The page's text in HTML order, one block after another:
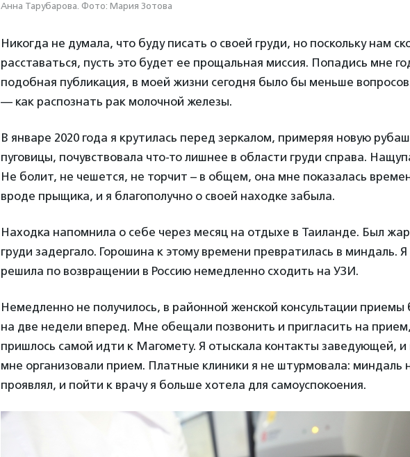
Анна Тарубарова. Фото: Мария Зотова
Никогда не думала, что буду писать о своей груди, но поскольку нам
расставаться, пусть это будет ее прощальная миссия. Попадись мне
подобная публикация, в моей жизни сегодня было бы меньше
— как распознать рак молочной железы.
В январе 2020 года я крутилась перед зеркалом, примеряя новую
пуговицы, почувствовала что-то лишнее в области груди справа.
Не болит, не чешется, не торчит – в общем, она мне показалась
вроде прыщика, и я благополучно о своей находке забыла.
Находка напомнила о себе через месяц на отдыхе в Таиланде. Был
груди задергало. Горошина к этому времени превратилась в миндаль.
решила по возвращении в Россию немедленно сходить на УЗИ.
Немедленно не получилось, в районной женской консультации приемы
на две недели вперед. Мне обещали позвонить и пригласить на
пришлось самой идти к Магомету. Я отыскала контакты заведующей, и
мне организовали прием. Платные клиники я не штурмовала: миндаль
проявлял, и пойти к врачу я больше хотела для самоуспокоения.